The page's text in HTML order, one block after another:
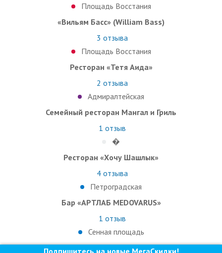
Площадь Восстания
«Вильям Басс» (William Bass)
3 отзыва
Площадь Восстания
Ресторан «Тетя Аида»
2 отзыва
Адмиралтейская
Семейный ресторан Мангал и Гриль
1 отзыв
�
Ресторан «Хочу Шашлык»
4отзыва
Петроградская
Бар «АРТЛАБ MEDOVARUS»
1 отзыв
Сенная площадь
Подпишитесь на новые МегаСкидки!